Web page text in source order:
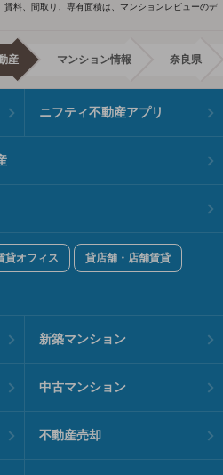
料、間取り、専有面積は、マンションレビューのデ
産 マンション情報 奈良県
ニフティ不動産アプリ
貸オフィス 貸店舗・店舗賃貸
新築マンション
中古マンション
不動産売却